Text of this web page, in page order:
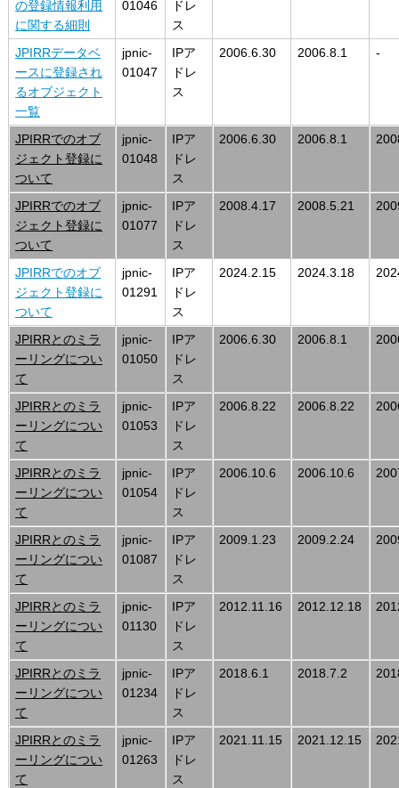
の登録情報利用
に関する細則
01046
ドレ
ス
JPIRRデータベ
ースに登録され
るオブジェクト
一覧
jpnic-
01047
IPア
ドレ
ス
2006.6.30 2006.8.1 -
JPIRRでのオブ
ジェクト登録に
ついて
jpnic-
01048
IPア
ドレ
ス
2006.6.30 2006.8.1
JPIRRでのオブ
ジェクト登録に
ついて
jpnic-
01077
IPア
ドレ
ス
2008.4.17 2008.5.21
JPIRRでのオブ
ジェクト登録に
ついて
jpnic-
01291
IPア
ドレ
ス
2024.2.15 2024.3.18
JPIRRとのミラ
ーリングについ
て
jpnic-
01050
IPア
ドレ
ス
2006.6.30 2006.8.1
JPIRRとのミラ
ーリングについ
て
jpnic-
01053
IPア
ドレ
ス
2006.8.22 2006.8.22
JPIRRとのミラ
ーリングについ
て
jpnic-
01054
IPア
ドレ
ス
2006.10.6 2006.10.6
JPIRRとのミラ
ーリングについ
て
jpnic-
01087
IPア
ドレ
ス
2009.1.23 2009.2.24
JPIRRとのミラ
ーリングについ
て
jpnic-
01130
IPア
ドレ
ス
2012.11.16 2012.12.18
JPIRRとのミラ
ーリングについ
て
jpnic-
01234
IPア
ドレ
ス
2018.6.1 2018.7.2
JPIRRとのミラ
ーリングについ
て
jpnic-
01263
IPア
ドレ
ス
2021.11.15 2021.12.15